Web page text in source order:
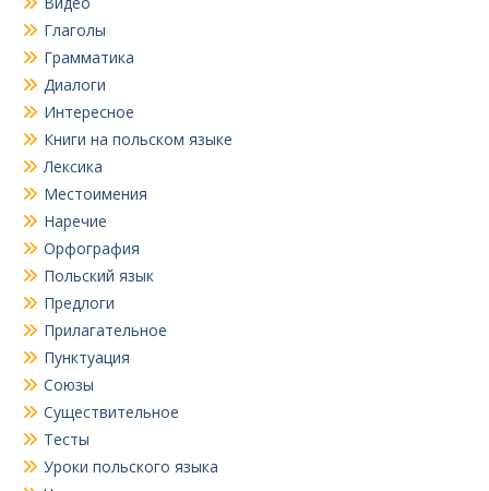
Глаголы
Грамматика
Диалоги
Интересное
Книги на польском языке
Лексика
Местоимения
Наречие
Орфография
Польский язык
Предлоги
Прилагательное
Пунктуация
Союзы
Существительное
Тесты
Уроки польского языка